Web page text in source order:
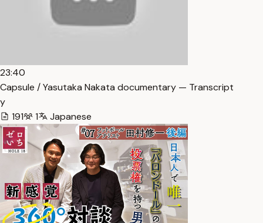
23:40
Capsule / Yasutaka Nakata documentary — Transcript
y
191
1 Japanese